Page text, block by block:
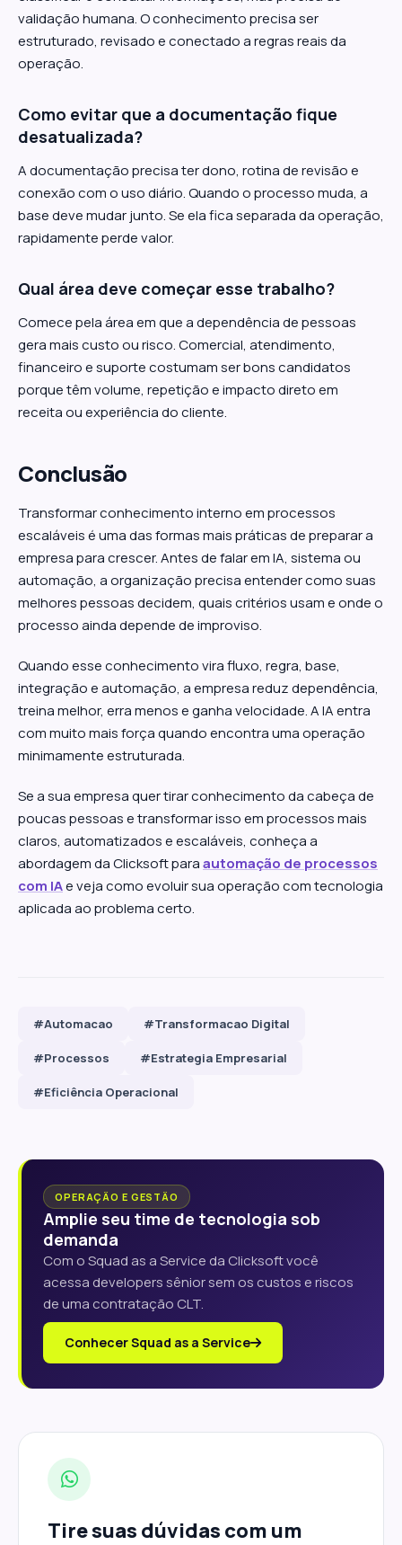
validação humana. O conhecimento precisa ser
estruturado, revisado e conectado a regras reais da
operação.
Como evitar que a documentação fique
desatualizada?
A documentação precisa ter dono, rotina de revisão e
conexão com o uso diário. Quando o processo muda, a
base deve mudar junto. Se ela fica separada da operação,
rapidamente perde valor.
Qual área deve começar esse trabalho?
Comece pela área em que a dependência de pessoas
gera mais custo ou risco. Comercial, atendimento,
financeiro e suporte costumam ser bons candidatos
porque têm volume, repetição e impacto direto em
receita ou experiência do cliente.
Conclusão
Transformar conhecimento interno em processos
escaláveis é uma das formas mais práticas de preparar a
empresa para crescer. Antes de falar em IA, sistema ou
automação, a organização precisa entender como suas
melhores pessoas decidem, quais critérios usam e onde o
processo ainda depende de improviso.
Quando esse conhecimento vira fluxo, regra, base,
integração e automação, a empresa reduz dependência,
treina melhor, erra menos e ganha velocidade. A IA entra
com muito mais força quando encontra uma operação
minimamente estruturada.
Se a sua empresa quer tirar conhecimento da cabeça de
poucas pessoas e transformar isso em processos mais
claros, automatizados e escaláveis, conheça a
abordagem da Clicksoft paraautomação de processos
com IAe veja como evoluir sua operação com tecnologia
aplicada ao problema certo.
#Automacao #Transformacao Digital
#Processos #Estrategia Empresarial
#Eficiência Operacional
OPERAÇÃO E GESTÃO
Amplie seu time de tecnologia sob
demanda
Com o Squad as a Service da Clicksoft você
acessa developers sênior sem os custos e riscos
de uma contratação CLT.
Conhecer Squad as a Service
Tire suas dúvidas com um